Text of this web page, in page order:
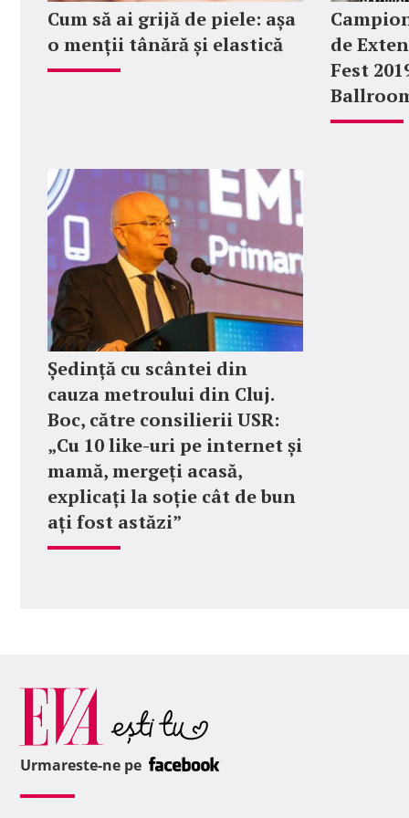
Cum să ai grijă de piele: așa
o menții tânără și elastică
de
Fest
Ședință cu scântei din
cauza metroului din Cluj.
Boc, către consilierii USR:
„Cu 10 like-uri pe internet și
mamă, mergeți acasă,
explicați la soție cât de bun
ați fost astăzi”
Urmareste-ne pe